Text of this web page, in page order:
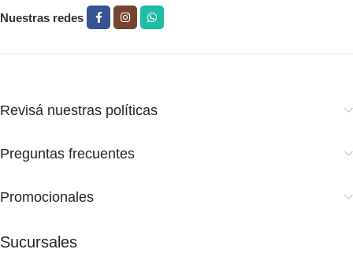
Nuestras redes
Revisá nuestras políticas
Preguntas frecuentes
Promocionales
Sucursales